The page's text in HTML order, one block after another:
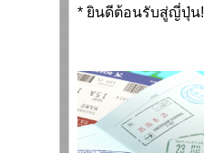
* ยินดีต้อนรับสู่ญี่ปุ่น!